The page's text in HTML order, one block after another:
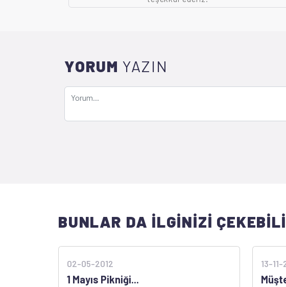
YORUM YAZIN
BUNLAR DA İLGİNİZİ
02-05-2012
1 Mayıs Pikniği...
13-11-